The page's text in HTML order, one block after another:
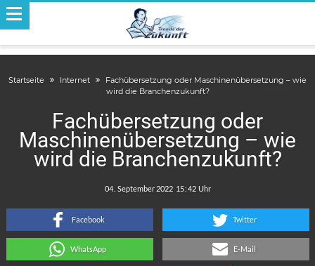
Startseite Internet
Fachübersetzung oder Maschinenübersetzung – wie
wird die Branchenzukunft?
Fachübersetzung oder
Maschinenübersetzung – wie
wird die Branchenzukunft?
:
Facebook Twitter
WhatsApp E-Mail